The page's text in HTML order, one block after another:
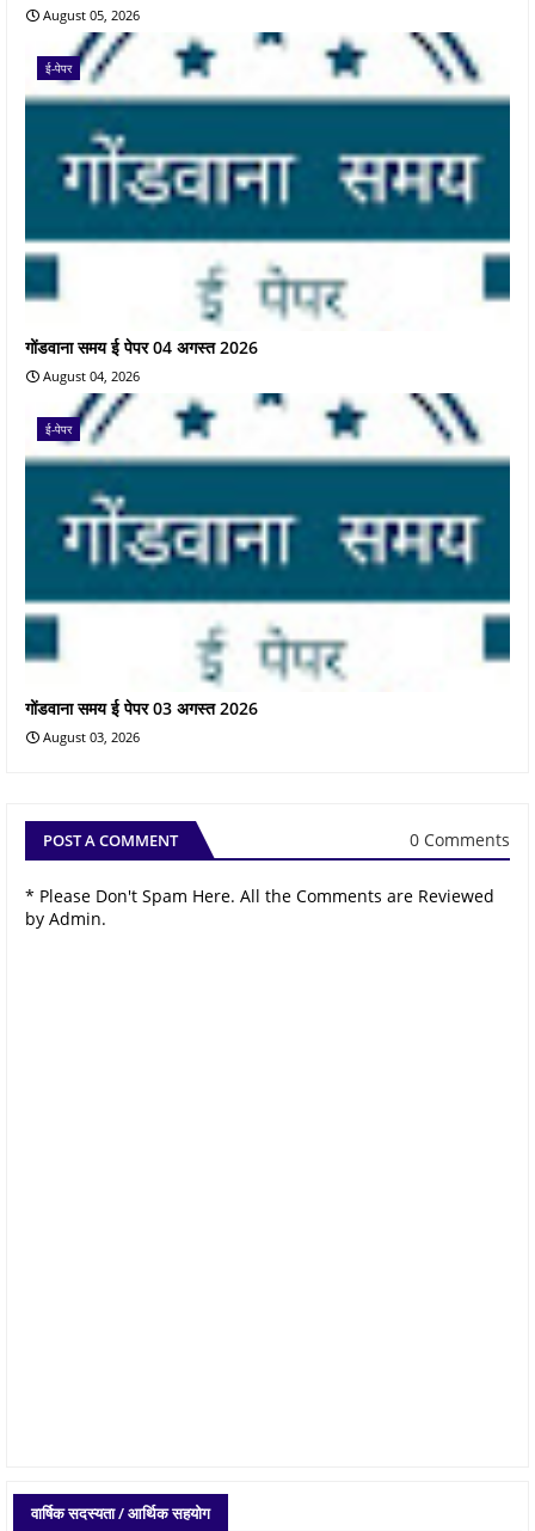
August 05, 2026
ई-पेपर
गोंडवाना समय ई पेपर 04 अगस्त 2026
August 04, 2026
ई-पेपर
गोंडवाना समय ई पेपर 03 अगस्त 2026
August 03, 2026
POST A COMMENT 0 Comments
* Please Don't Spam Here. All the Comments are Reviewed
by Admin.
वार्षिक सदस्यता / आर्थिक सहयोग